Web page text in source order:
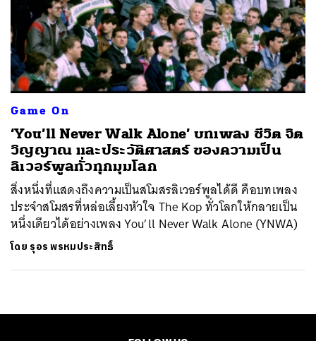
Game On
‘You’ll Never Walk Alone’ บทเพลง ชีวิต จิต
วิญญาณ และประวัติศาสตร์ ของความเป็น
ลิเวอร์พูลทั่วทุกมุมโลก
สิ่งหนึ่งที่แสดงถึงความเป็นสโมสรลิเวอร์พูลได้ดี คือบทเพลง
ประจำสโมสรที่หล่อเลี้ยงหัวใจ The Kop ทั่วโลกให้กลายเป็น
หนึ่งเดียวได้อย่างเพลง You’ll Never Walk Alone (YNWA)
โดย รุอร พรหมประสิทธิ์
ค้นหา
SHARE TWEET LINE EMAIL